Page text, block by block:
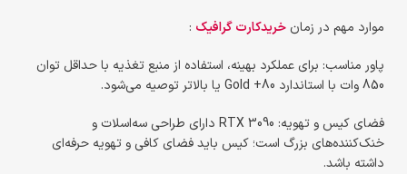
موارد مهم در زمان خریدکارت گرافیک :
پاور مناسب: برای عملکرد بهینه، استفاده از منبع تغذیه با حداقل توان
850 وات با استاندارد 80+ Gold یا بالاتر توصیه می‌شود.
فضای کیس و تهویه: RTX 3090 دارای طراحی سه‌اسلات و
خنک‌کننده‌های بزرگ است؛ کیس باید فضای کافی و تهویه حرفه‌ای
داشته باشد.